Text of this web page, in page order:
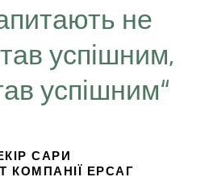
не
успішним,
успішним“
САРИ
КОМПАНІЇ ЕРСАГ